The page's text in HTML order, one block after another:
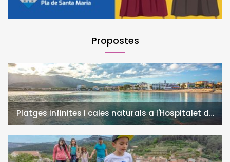
Propostes
Platges infinites i cales naturals a l'Hospitalet de
l'Infant i la Vall de Llors